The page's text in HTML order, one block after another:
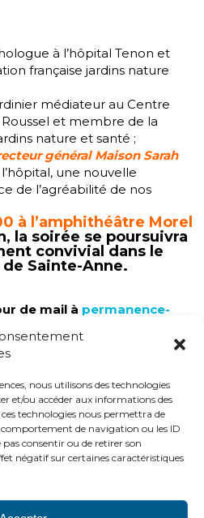
nous utilisons des technologies
et/ou accéder aux informations des
technologies nous permettra de
comportement de navigation ou les ID
pas consentir ou de retirer son
négatif sur certaines caractéristiques
à l’hôpital Tenon et
française jardins nature
médiateur au Centre
et membre de la
nature et santé ;
général Maison Sarah
une nouvelle
de l’agréabilité de nos
à l’amphithéâtre Morel
la soirée se poursuivra
convivial dans le
Sainte-Anne.
de mail à permanence-
!
ADH Ile-de-France
régional adjoint ADH Ile-